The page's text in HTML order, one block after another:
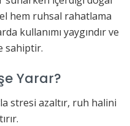
hem ruhsal rahatlama
kullanımı yaygındır ve
sahiptir.
Yarar?
stresi azaltır, ruh halini